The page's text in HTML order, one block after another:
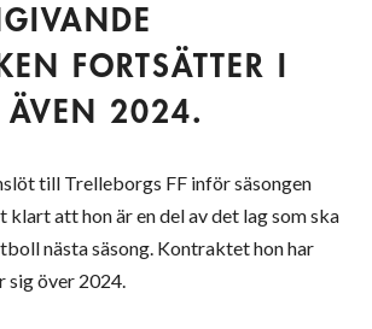
FORTSÄTTER I
ÄVEN 2024.
till Trelleborgs FF inför säsongen
klart att hon är en del av det lag som ska
nästa säsong. Kontraktet hon har
sig över 2024.